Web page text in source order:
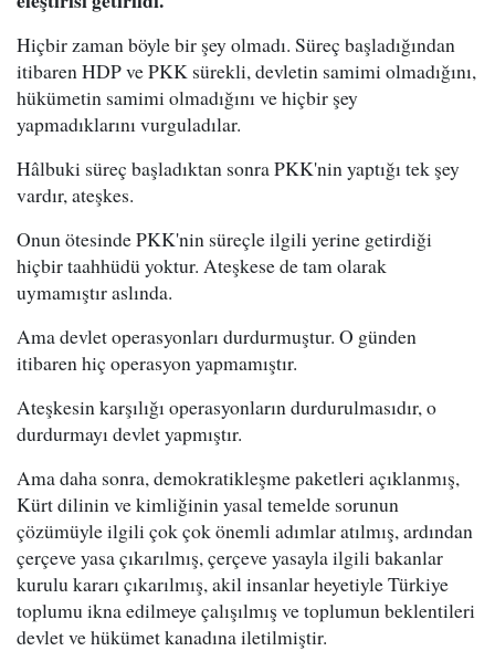
Hiçbir zaman böyle bir şey olmadı. Süreç başladığından
itibaren HDP ve PKK sürekli, devletin samimi olmadığını,
hükümetin samimi olmadığını ve hiçbir şey
yapmadıklarını vurguladılar.
Hâlbuki süreç başladıktan sonra PKK'nin yaptığı tek şey
vardır, ateşkes.
Onun ötesinde PKK'nin süreçle ilgili yerine getirdiği
hiçbir taahhüdü yoktur. Ateşkese de tam olarak
uymamıştır aslında.
Ama devlet operasyonları durdurmuştur. O günden
itibaren hiç operasyon yapmamıştır.
Ateşkesin karşılığı operasyonların durdurulmasıdır, o
durdurmayı devlet yapmıştır.
Ama daha sonra, demokratikleşme paketleri açıklanmış,
Kürt dilinin ve kimliğinin yasal temelde sorunun
çözümüyle ilgili çok çok önemli adımlar atılmış, ardından
çerçeve yasa çıkarılmış, çerçeve yasayla ilgili bakanlar
kurulu kararı çıkarılmış, akil insanlar heyetiyle Türkiye
toplumu ikna edilmeye çalışılmış ve toplumun beklentileri
devlet ve hükümet kanadına iletilmiştir.